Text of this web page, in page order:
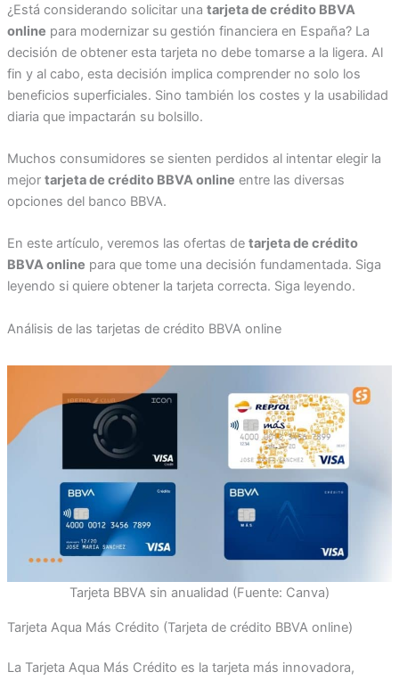
¿Está considerando solicitar una tarjeta de crédito BBVA
online para modernizar su gestión financiera en España? La
decisión de obtener esta tarjeta no debe tomarse a la ligera. Al
fin y al cabo, esta decisión implica comprender no solo los
beneficios superficiales. Sino también los costes y la usabilidad
diaria que impactarán su bolsillo.
Muchos consumidores se sienten perdidos al intentar elegir la
mejor tarjeta de crédito BBVA online entre las diversas
opciones del banco BBVA.
En este artículo, veremos las ofertas de tarjeta de crédito
BBVA online para que tome una decisión fundamentada. Siga
leyendo si quiere obtener la tarjeta correcta. Siga leyendo.
Análisis de las tarjetas de crédito BBVA online
Tarjeta BBVA sin anualidad (Fuente: Canva)
Tarjeta Aqua Más Crédito (Tarjeta de crédito BBVA online)
La Tarjeta Aqua Más Crédito es la tarjeta más innovadora,